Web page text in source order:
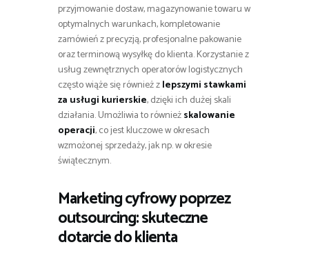
przyjmowanie dostaw, magazynowanie towaru w
optymalnych warunkach, kompletowanie
zamówień z precyzją, profesjonalne pakowanie
oraz terminową wysyłkę do klienta. Korzystanie z
usług zewnętrznych operatorów logistycznych
często wiąże się również zlepszymi stawkami
za usługi kurierskie, dzięki ich dużej skali
działania. Umożliwia to równieżskalowanie
operacji, co jest kluczowe w okresach
wzmożonej sprzedaży, jak np. w okresie
świątecznym.
Marketing cyfrowy poprzez
outsourcing: skuteczne
dotarcie do klienta